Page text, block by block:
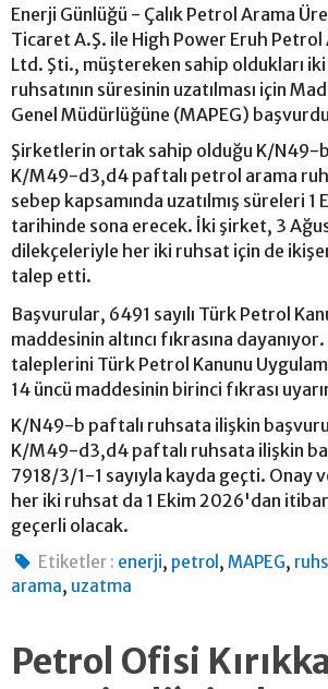
Enerji Günlüğü - Çalık Petrol Arama
Ticaret A.Ş. ile High Power Eruh
Ltd. Şti., müştereken sahip oldukları
ruhsatının süresinin uzatılması için
Genel Müdürlüğüne (MAPEG)
Şirketlerin ortak sahip olduğu K/N49-
K/M49-d3,d4 paftalı petrol arama
sebep kapsamında uzatılmış süreleri 1
tarihinde sona erecek. İki şirket, 3
dilekçeleriyle her iki ruhsat için de ikişer
talep etti.
Başvurular, 6491 sayılı Türk Petrol
maddesinin altıncı fıkrasına
taleplerini Türk Petrol Kanunu
14 üncü maddesinin birinci fıkrası
K/N49-b paftalı ruhsata ilişkin
K/M49-d3,d4 paftalı ruhsata ilişkin
7918/3/1-1 sayıyla kayda geçti. Onay
her iki ruhsat da 1 Ekim 2026'dan
geçerli olacak.
Etiketler : enerji, petrol ,MAPEG,
arama, uzatma
Petrol Ofisi